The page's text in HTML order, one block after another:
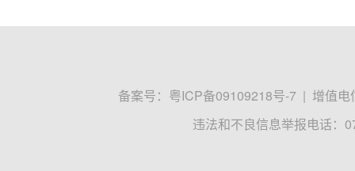
备案号： 粤ICP备09109218号-7 | 增值电
违法和不良信息举报电话：